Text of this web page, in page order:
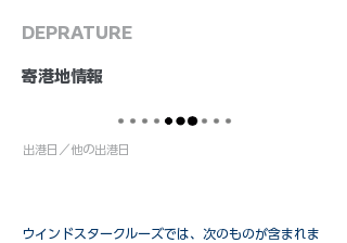
DEPRATURE
​寄港地情報
出港日／他の出港日
ウインドスタークルーズでは、次のものが含まれま